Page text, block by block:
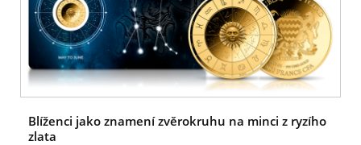
Blíženci jako znamení zvěrokruhu na minci z ryzího
zlata